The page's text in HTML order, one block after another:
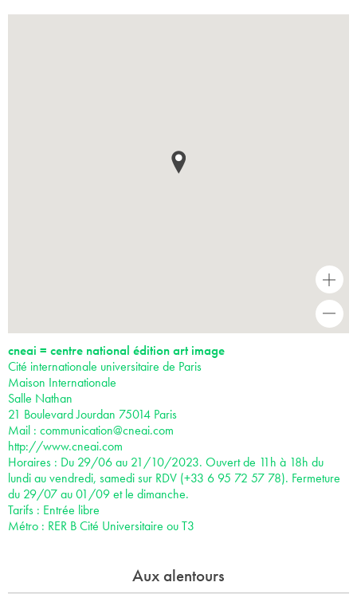
+
cneai = centre national édition art image
Cité internationale universitaire de Paris
Maison Internationale
Salle Nathan
21 Boulevard Jourdan 75014 Paris
Mail : communication@cneai.com
http://www.cneai.com
Horaires : Du 29/06 au 21/10/2023. Ouvert de 11h à 18h du
lundi au vendredi, samedi sur RDV (+33 6 95 72 57 78). Fermeture
du 29/07 au 01/09 et le dimanche.
Tarifs : Entrée libre
Métro : RER B Cité Universitaire ou T3
Aux alentours